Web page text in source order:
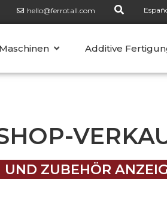
KATEGORIEN
Additive
hello@ferrotall.com
UND ZUBEHÖR